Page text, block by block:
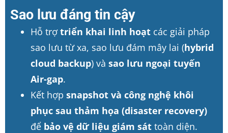
Sao lưu đáng tin cậy
Hỗ trợtriển khai linh hoạt các giải pháp
sao lưu từ xa, sao lưu đám mây lai (hybrid
cloud backup) và sao lưu ngoại tuyến
Air-gap.
Kết hợp snapshot và công nghệ khôi
phục sau thảm họa (disaster recovery)
để bảo vệ dữ liệu giám sát toàn diện.